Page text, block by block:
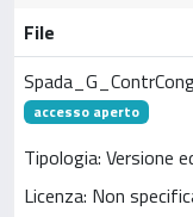
File
accesso aperto
Tipologia: Versione
Licenza: Non